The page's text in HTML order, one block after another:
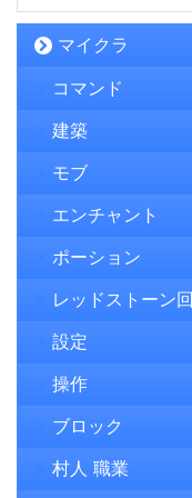
マイクラ
コマンド
建築
モブ
エンチャント
ポーション
レッドストーン
設定
操作
ブロック
村人 職業